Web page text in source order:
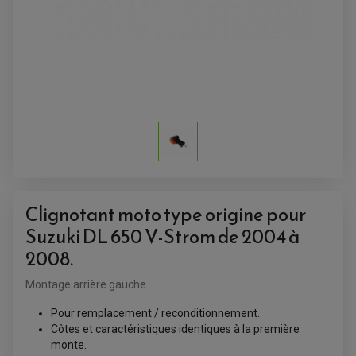
ACCESSOIRES QUAD
ACCESSOIRES ANODISES POUR QUAD
BOUCHON DE RÉSERVOIR QUAD
Clignotant moto type origine pour
Suzuki DL 650 V-Strom de 2004 à
2008.
Montage arrière gauche.
Pour remplacement / reconditionnement.
Côtes et caractéristiques identiques à la première
monte.